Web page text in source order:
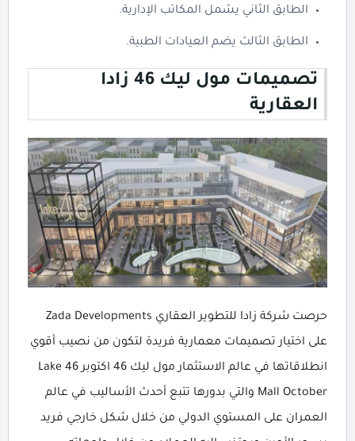
الطابق الثاني يشمل المكاتب الإدارية.
الطابق الثالث يضم العيادات الطبية.
تصميمات مول ليك 46 زادا
العقارية
حرصت شركة زادا للتطوير العقاري Zada Developments
على اختيار تصميمات معمارية فريدة لتكون من نصيب أقوي
انطلاقاتها في عالم الاستثمار مول ليك 46 اكتوبر Lake 46
Mall October والتي بدورها تتبع أحدث الأساليب في عالم
العمران على المستوي الدولي من خلال شكل خارجي فريد